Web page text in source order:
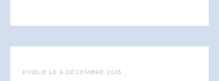
PUBLIÉ LE 6 DÉCEMBRE 2013